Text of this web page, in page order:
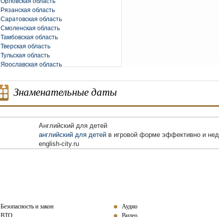
Рязанская область
Саратовская область
Смоленская область
Тамбовская область
Тверская область
Тульская область
Ярославская область
Знаменательные даты
Английский для детей
английский для детей в игровой форме эффективно и
english-city.ru
Безопасность и закон
ВТО
Аудио
Видео